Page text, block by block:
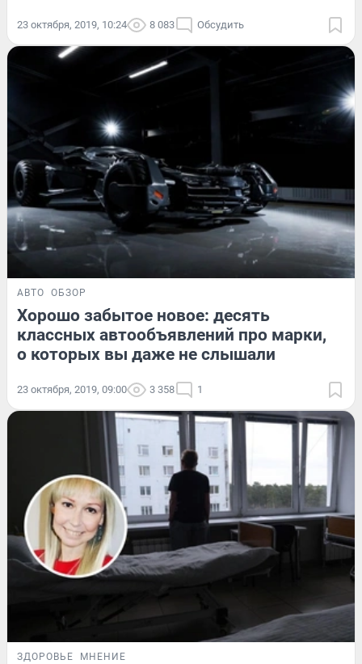
23 октября, 2019, 10:24 8 083 Обсудить
АВТО ОБЗОР
Хорошо забытое новое: десять
классных автообъявлений про марки,
о которых вы даже не слышали
23 октября, 2019, 09:00 3 358 1
ЗДОРОВЬЕ МНЕНИЕ